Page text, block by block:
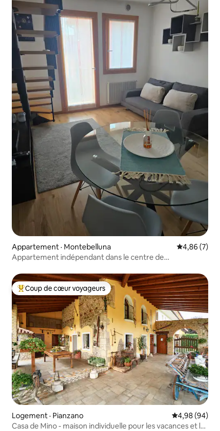
Appartement · Montebelluna Note
4,86 (7)
Appartement indépendant dans le centre de
Coup de cœur voyageurs parmi les plus aimés
Coup de cœur voyageurs
Logement · Pianzano Note
4,98 (94)
Casa de Mino - maison individuelle pour les vacances et le